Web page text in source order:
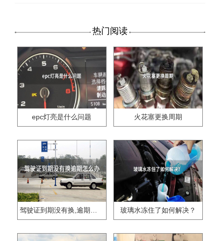
热门阅读
epc灯亮是什么问题 火花塞更换周期
驾驶证到期没有换,逾期怎么办?? 玻璃水冻住了如何解决？